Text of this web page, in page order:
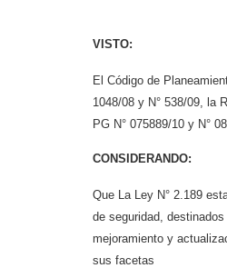
VISTO:
El Código de
1048/08 y N° 538/09, la
PG N° 075889/10 y N°
CONSIDERANDO:
Que La Ley N° 2.189
de seguridad, destinados
mejoramiento y
sus facetas